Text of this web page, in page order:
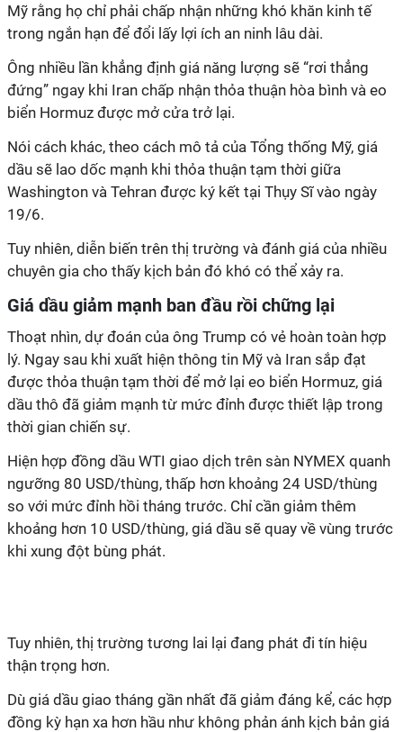
Mỹ rằng họ chỉ phải chấp nhận những khó khăn kinh tế
trong ngắn hạn để đổi lấy lợi ích an ninh lâu dài.
Ông nhiều lần khẳng định giá năng lượng sẽ “rơi thẳng
đứng” ngay khi Iran chấp nhận thỏa thuận hòa bình và eo
biển Hormuz được mở cửa trở lại.
Nói cách khác, theo cách mô tả của Tổng thống Mỹ, giá
dầu sẽ lao dốc mạnh khi thỏa thuận tạm thời giữa
Washington và Tehran được ký kết tại Thụy Sĩ vào ngày
19/6.
Tuy nhiên, diễn biến trên thị trường và đánh giá của nhiều
chuyên gia cho thấy kịch bản đó khó có thể xảy ra.
Giá dầu giảm mạnh ban đầu rồi chững lại
Thoạt nhìn, dự đoán của ông Trump có vẻ hoàn toàn hợp
lý. Ngay sau khi xuất hiện thông tin Mỹ và Iran sắp đạt
được thỏa thuận tạm thời để mở lại eo biển Hormuz, giá
dầu thô đã giảm mạnh từ mức đỉnh được thiết lập trong
thời gian chiến sự.
Hiện hợp đồng dầu WTI giao dịch trên sàn NYMEX quanh
ngưỡng 80 USD/thùng, thấp hơn khoảng 24 USD/thùng
so với mức đỉnh hồi tháng trước. Chỉ cần giảm thêm
khoảng hơn 10 USD/thùng, giá dầu sẽ quay về vùng trước
khi xung đột bùng phát.
Tuy nhiên, thị trường tương lai lại đang phát đi tín hiệu
thận trọng hơn.
Dù giá dầu giao tháng gần nhất đã giảm đáng kể, các hợp
đồng kỳ hạn xa hơn hầu như không phản ánh kịch bản giá